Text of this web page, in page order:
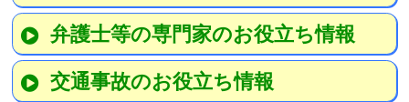
弁護士等の専門家のお役立ち情報
交通事故のお役立ち情報